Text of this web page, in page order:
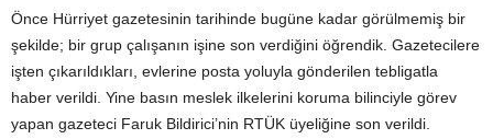
Önce Hürriyet gazetesinin tarihinde bugüne kadar görülmemiş bir
şekilde; bir grup çalışanın işine son verdiğini öğrendik. Gazetecilere
işten çıkarıldıkları, evlerine posta yoluyla gönderilen tebligatla
haber verildi. Yine basın meslek ilkelerini koruma bilinciyle görev
yapan gazeteci Faruk Bildirici’nin RTÜK üyeliğine son verildi.